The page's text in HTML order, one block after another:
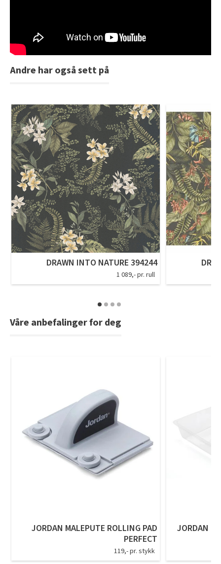
Andre har også sett på
DRAWN INTO NATURE 394244
1 089,- pr. rull
Våre anbefalinger for deg
JORDAN MALEPUTE ROLLING PAD
PERFECT
119,- pr. stykk
JORDAN